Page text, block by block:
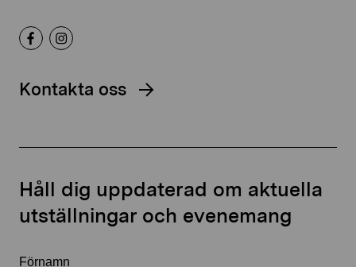
Kontakta oss
Håll dig uppdaterad om aktuella
utställningar och evenemang
Förnamn